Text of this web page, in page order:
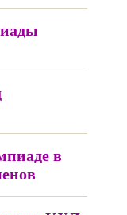
в